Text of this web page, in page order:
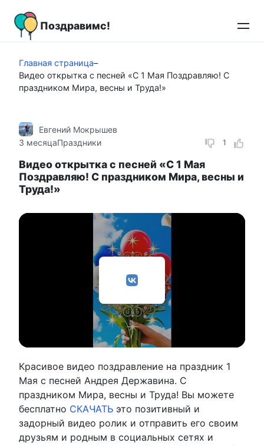
контенту
Поздравимс!
Главная страница–
Видео открытка с песней «С 1 Мая Поздравляю! С
праздником Мира, весны и Труда!»
1
Евгений Мокрышев
3 месяцаПраздники
Видео открытка с песней «С 1 Мая
Поздравляю! С праздником Мира, весны и
Труда!»
Красивое видео поздравление на праздник 1
Мая с песней Андрея Державина. С
праздником Мира, весны и Труда! Вы можете
бесплатно СКАЧАТЬ это позитивный и
задорный видео ролик и отправить его своим
друзьям и родным в социальных сетях и